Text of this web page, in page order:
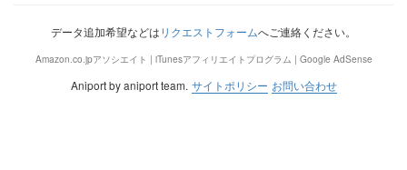
データ追加希望などはリクエストフォームへご連絡ください。
Amazon.co.jpアソシエイト | iTunesアフィリエイトプログラム | Google AdSense
Aniport by aniport team. サイトポリシー お問い合わせ